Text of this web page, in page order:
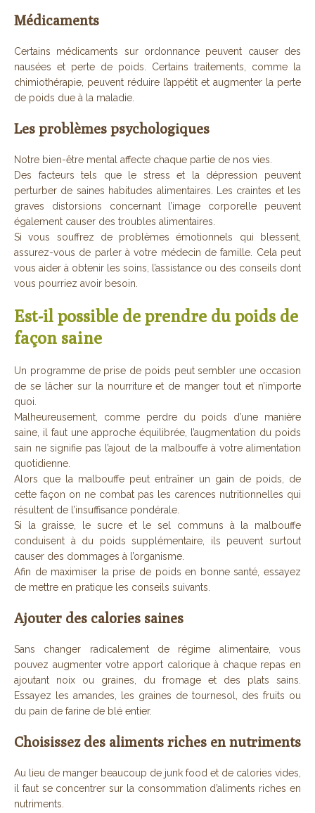
Médicaments
Certains médicaments sur ordonnance peuvent causer des
nausées et perte de poids. Certains traitements, comme la
chimiothérapie, peuvent réduire l’appétit et augmenter la perte
de poids due à la maladie.
Les problèmes psychologiques
Notre bien-être mental affecte chaque partie de nos vies.
Des facteurs tels que le stress et la dépression peuvent
perturber de saines habitudes alimentaires. Les craintes et les
graves distorsions concernant l’image corporelle peuvent
également causer des troubles alimentaires.
Si vous souffrez de problèmes émotionnels qui blessent,
assurez-vous de parler à votre médecin de famille. Cela peut
vous aider à obtenir les soins, l’assistance ou des conseils dont
vous pourriez avoir besoin.
Est-il possible de prendre du poids de
façon saine
Un programme de prise de poids peut sembler une occasion
de se lâcher sur la nourriture et de manger tout et n’importe
quoi.
Malheureusement, comme perdre du poids d’une manière
saine, il faut une approche équilibrée, l’augmentation du poids
sain ne signifie pas l’ajout de la malbouffe à votre alimentation
quotidienne.
Alors que la malbouffe peut entraîner un gain de poids, de
cette façon on ne combat pas les carences nutritionnelles qui
résultent de l’insuffisance pondérale.
Si la graisse, le sucre et le sel communs à la malbouffe
conduisent à du poids supplémentaire, ils peuvent surtout
causer des dommages à l’organisme.
Afin de maximiser la prise de poids en bonne santé, essayez
de mettre en pratique les conseils suivants.
Ajouter des calories saines
Sans changer radicalement de régime alimentaire, vous
pouvez augmenter votre apport calorique à chaque repas en
ajoutant noix ou graines, du fromage et des plats sains.
Essayez les amandes, les graines de tournesol, des fruits ou
du pain de farine de blé entier.
Choisissez des aliments riches en nutriments
Au lieu de manger beaucoup de junk food et de calories vides,
il faut se concentrer sur la consommation d’aliments riches en
nutriments.